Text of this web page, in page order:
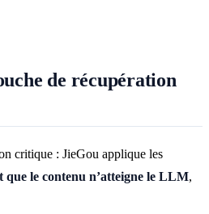
de récupération
critique : JieGou applique les
que le contenu n’atteigne le LLM,